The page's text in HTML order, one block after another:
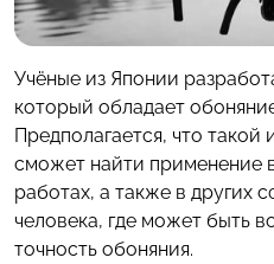
Учёные из Японии
который обладает
Предполагается, что
сможет найти применение
работах, а также в других
человека, где может быть
точность обоняния.